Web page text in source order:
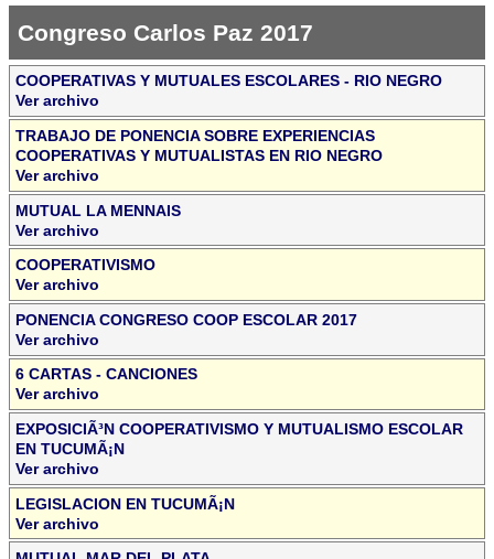
Congreso Carlos Paz 2017
COOPERATIVAS Y MUTUALES ESCOLARES - RIO NEGRO
Ver archivo
TRABAJO DE PONENCIA SOBRE EXPERIENCIAS
COOPERATIVAS Y MUTUALISTAS EN RIO NEGRO
Ver archivo
MUTUAL LA MENNAIS
Ver archivo
COOPERATIVISMO
Ver archivo
PONENCIA CONGRESO COOP ESCOLAR 2017
Ver archivo
6 CARTAS - CANCIONES
Ver archivo
EXPOSICIÃ³N COOPERATIVISMO Y MUTUALISMO ESCOLAR
EN TUCUMÃ¡N
Ver archivo
LEGISLACION EN TUCUMÃ¡N
Ver archivo